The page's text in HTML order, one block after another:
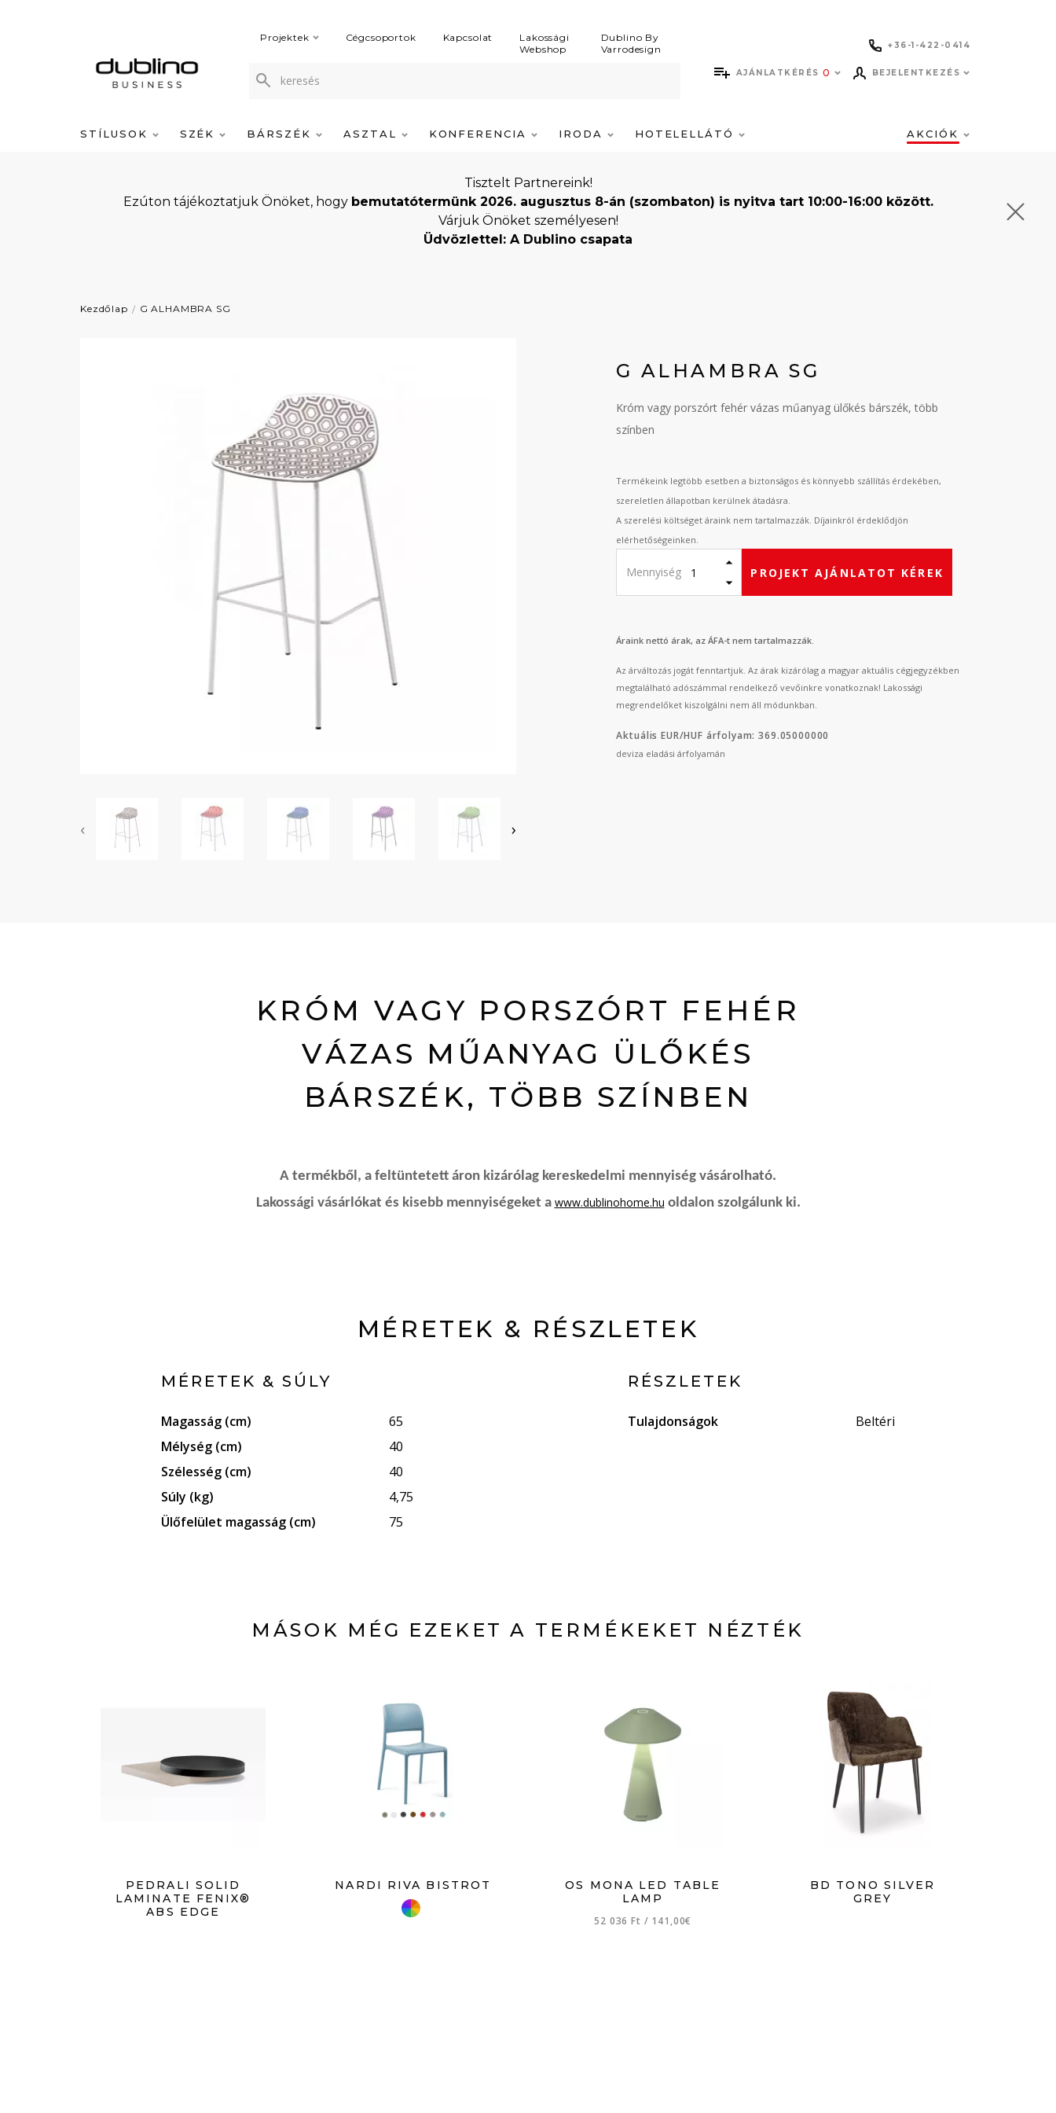
Projektek Cégcsoportok Kapcsolat
Lakossági
Webshop
Dublino By
Varrodesign
+36-1-422-0414
AJÁNLATKÉRÉS 0 BEJELENTKEZÉS
STÍLUSOK SZÉK BÁRSZÉK ASZTAL KONFERENCIA IRODA HOTELELLÁTÓ AKCIÓK
Tisztelt Partnereink!
Ezúton tájékoztatjuk Önöket, hogy bemutatótermünk 2026. augusztus 8-án (szombaton) is nyitva tart 10:00-16:00 között.
Várjuk Önöket személyesen!
Üdvözlettel: A Dublino csapata
Kezdőlap G ALHAMBRA SG
‹ ›
G ALHAMBRA SG
Króm vagy porszórt fehér vázas műanyag ülőkés bárszék, több
színben
Termékeink legtöbb esetben a biztonságos és könnyebb szállítás érdekében,
szereletlen állapotban kerülnek átadásra.
A szerelési költséget áraink nem tartalmazzák. Díjainkról érdeklődjön
elérhetőségeinken.
Mennyiség PROJEKT AJÁNLATOT KÉREK
Áraink nettó árak, az ÁFA-t nem tartalmazzák.
Az árváltozás jogát fenntartjuk. Az árak kizárólag a magyar aktuális cégjegyzékben
megtalálható adószámmal rendelkező vevőinkre vonatkoznak! Lakossági
megrendelőket kiszolgálni nem áll módunkban.
Aktuális EUR/HUF árfolyam: 369.05000000
deviza eladási árfolyamán
KRÓM VAGY PORSZÓRT FEHÉR
VÁZAS MŰANYAG ÜLŐKÉS
BÁRSZÉK, TÖBB SZÍNBEN
A termékből, a feltüntetett áron kizárólag kereskedelmi mennyiség vásárolható.
Lakossági vásárlókat és kisebb mennyiségeket a www.dublinohome.hu oldalon szolgálunk ki.
MÉRETEK & RÉSZLETEK
MÉRETEK & SÚLY
Magasság (cm)
65
Mélység (cm)
40
Szélesség (cm)
40
Súly (kg)
4,75
Ülőfelület magasság (cm)
75
RÉSZLETEK
Tulajdonságok Beltéri
MÁSOK MÉG EZEKET A TERMÉKEKET NÉZTÉK
PEDRALI SOLID
LAMINATE FENIX®
ABS EDGE
NARDI RIVA BISTROT
OS MONA LED TABLE
LAMP
52 036 Ft / 141,00€
BD TONO SILVER
GREY